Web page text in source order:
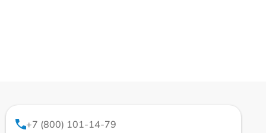
+7 (800) 101-14-79